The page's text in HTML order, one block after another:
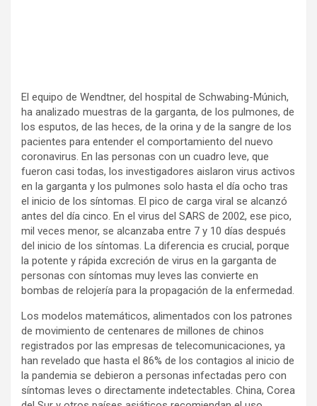
El equipo de Wendtner, del hospital de Schwabing-Múnich,
ha analizado muestras de la garganta, de los pulmones, de
los esputos, de las heces, de la orina y de la sangre de los
pacientes para entender el comportamiento del nuevo
coronavirus. En las personas con un cuadro leve, que
fueron casi todas, los investigadores aislaron virus activos
en la garganta y los pulmones solo hasta el día ocho tras
el inicio de los síntomas. El pico de carga viral se alcanzó
antes del día cinco. En el virus del SARS de 2002, ese pico,
mil veces menor, se alcanzaba entre 7 y 10 días después
del inicio de los síntomas. La diferencia es crucial, porque
la potente y rápida excreción de virus en la garganta de
personas con síntomas muy leves las convierte en
bombas de relojería para la propagación de la enfermedad.
Los modelos matemáticos, alimentados con los patrones
de movimiento de centenares de millones de chinos
registrados por las empresas de telecomunicaciones, ya
han revelado que hasta el 86% de los contagios al inicio de
la pandemia se debieron a personas infectadas pero con
síntomas leves o directamente indetectables. China, Corea